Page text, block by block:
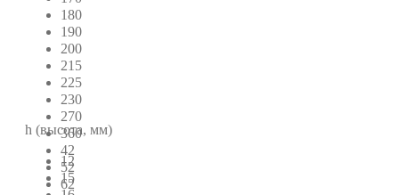
180
190
200
215
225
230
270
360
42
52
62
h (высота, мм)
12
15